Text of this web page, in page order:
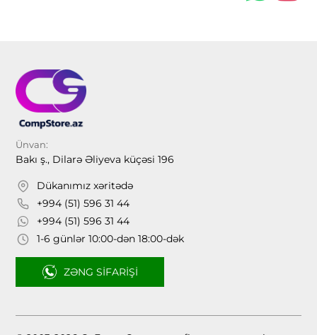
Ünvan:
Bakı ş., Dilarə Əliyeva küçəsi 196
Dükanımız xəritədə
+994 (51) 596 31 44
+994 (51) 596 31 44
1-6 günlər 10:00-dən 18:00-dək
ZƏNG SIFARIŞI